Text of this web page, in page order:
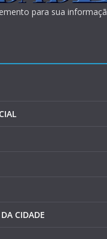
para sua
CIDADE